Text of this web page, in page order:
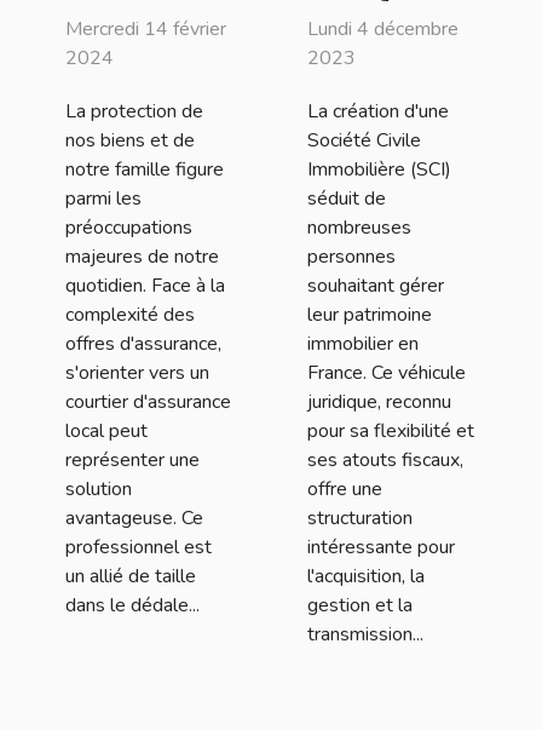
avec un
courtier
local pour la
protection de
vos biens et de
votre famille
Mercredi 14 février
2024
La protection de
nos biens et de
notre famille figure
parmi les
préoccupations
majeures de notre
quotidien. Face à la
complexité des
offres d'assurance,
s'orienter vers un
courtier d'assurance
local peut
représenter une
solution
avantageuse. Ce
professionnel est
un allié de taille
dans le dédale...
et la
réglementation
pour créer une
SCI en France
Lundi 4 décembre
2023
La création d'une
Société Civile
Immobilière (SCI)
séduit de
nombreuses
personnes
souhaitant gérer
leur patrimoine
immobilier en
France. Ce véhicule
juridique, reconnu
pour sa flexibilité et
ses atouts fiscaux,
offre une
structuration
intéressante pour
l'acquisition, la
gestion et la
transmission...